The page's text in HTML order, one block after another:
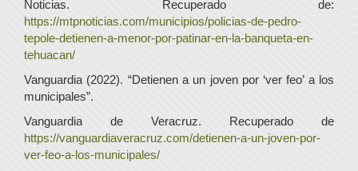
Noticias. Recuperado de:
https://mtpnoticias.com/municipios/policias-de-pedro-
tepole-detienen-a-menor-por-patinar-en-la-banqueta-en-
tehuacan/
Vanguardia (2022). “Detienen a un joven por ‘ver feo’ a los
municipales”.
Vanguardia de Veracruz. Recuperado de
https://vanguardiaveracruz.com/detienen-a-un-joven-por-
ver-feo-a-los-municipales/